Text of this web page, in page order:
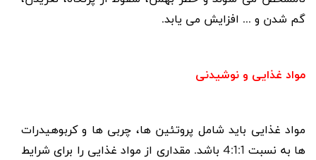
گم شدن و ... افزایش می یابد.
مواد غذایی و نوشیدنی
مواد غذایی باید شامل پروتئین ها، چربی ها و کربوهیدرات
ها به نسبت 4:1:1 باشد. مقداری از مواد غذایی را برای شرایط